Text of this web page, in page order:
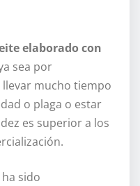
elaborado con
sea por
mucho tiempo
o plaga o estar
es superior a los
ha sido